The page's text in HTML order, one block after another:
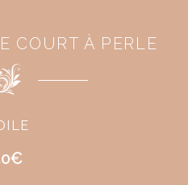
COURT À PERLE